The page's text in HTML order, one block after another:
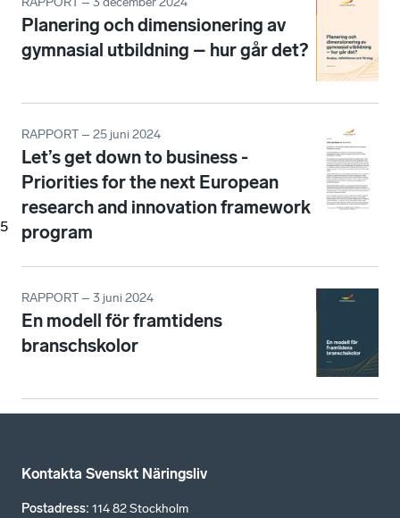
5
Planering och dimensionering av
gymnasial utbildning – hur går det?
RAPPORT – 25 juni 2024
Let’s get down to business -
Priorities for the next European
research and innovation framework
program
RAPPORT – 3 juni 2024
En modell för framtidens
branschskolor
Kontakta Svenskt Näringsliv
Postadress: 114 82 Stockholm